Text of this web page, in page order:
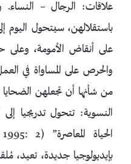
علاقات: الرجال – النساء.
باستقلالهن، سيتحول اليوم
على أنقاض الأمومة، وعلى
والحرص على المساواة في
من شأنها أن تجعلهن الضحايا
النسوية: تتحول تدريجيا
بإيديولوجيا جديدة، تعيد،